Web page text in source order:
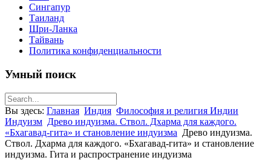
Сингапур
Таиланд
Шри-Ланка
Тайвань
Политика конфиденциальности
Умный поиск
Вы здесь: Главная Индия Философия и религия Индии
Индуизм Древо индуизма. Ствол. Дхарма для каждого.
«Бхагавад-гита» и становление индуизма Древо индуизма.
Ствол. Дхарма для каждого. «Бхагавад-гита» и становление
индуизма. Гита и распространение индуизма